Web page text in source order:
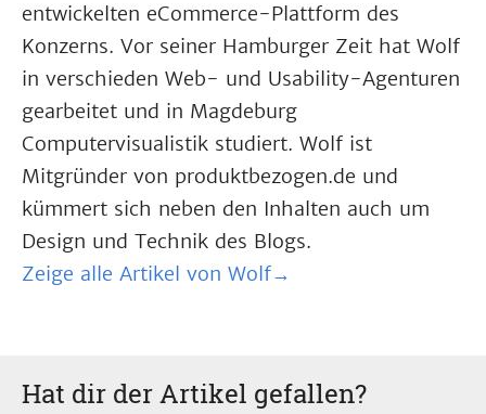
entwickelten eCommerce-Plattform des
Konzerns. Vor seiner Hamburger Zeit hat Wolf
in verschieden Web- und Usability-Agenturen
gearbeitet und in Magdeburg
Computervisualistik studiert. Wolf ist
Mitgründer von produktbezogen.de und
kümmert sich neben den Inhalten auch um
Design und Technik des Blogs.
Zeige alle Artikel von Wolf→
Hat dir der Artikel gefallen?